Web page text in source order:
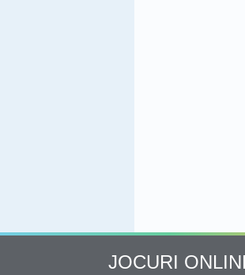
JOCURI